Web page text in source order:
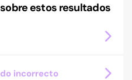
estos resultados
incorrecto